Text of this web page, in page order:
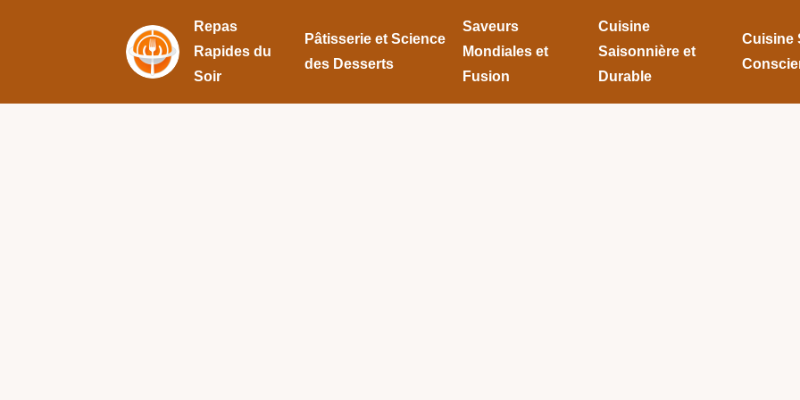
Repas
Rapides du
Soir
Pâtisserie et Science
des Desserts
Saveurs
Mondiales et
Fusion
Cuisine
Saisonnière et
Durable
Cuisine